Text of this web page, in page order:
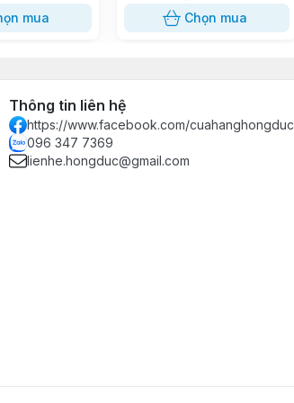
điện cung cấp.
mua Chọn mua
Thông tin liên hệ
https://www.facebook.com/cuahanghongduc
096 347 7369
lienhe.hongduc@gmail.com